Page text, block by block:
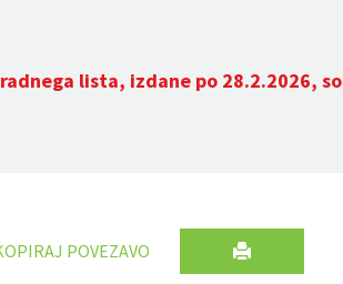
lista, izdane po 28.2.2026, so
POVEZAVO